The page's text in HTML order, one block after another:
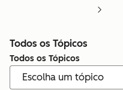
Todos os Tópicos
Todos os Tópicos